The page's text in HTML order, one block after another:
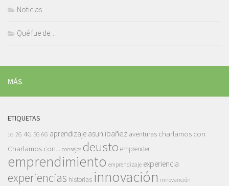
Noticias
Qué fue de…
MÁS
ETIQUETAS
1G 2G 4G 5G 6G aprendizaje asun ibañez aventuras charlamos con
Charlamos con...
consejos deusto emprender
emprendimiento emprendizaje experiencia
experiencias historias innovación innovanción